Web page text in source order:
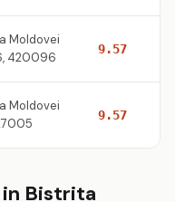
Moldovei
420096
9.57
Moldovei
9.57
Bistrita